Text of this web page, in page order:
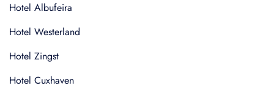
Hotel Albufeira
Hotel Westerland
Hotel Zingst
Hotel Cuxhaven